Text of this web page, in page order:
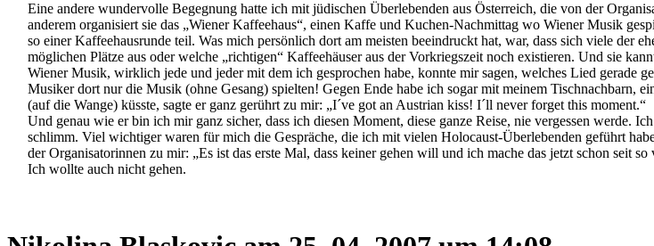
anderem organisiert sie das „Wiener Kaffeehaus“, einen Kaffe und Kuchen-Nachmittag wo Wiener Musik
so einer Kaffeehausrunde teil. Was mich persönlich dort am meisten beeindruckt hat, war, dass sich viele der
möglichen Plätze aus oder welche „richtigen“ Kaffeehäuser aus der Vorkriegszeit noch existieren. Und sie
Wiener Musik, wirklich jede und jeder mit dem ich gesprochen habe, konnte mir sagen, welches Lied gerade
Musiker dort nur die Musik (ohne Gesang) spielten! Gegen Ende habe ich sogar mit meinem Tischnachbarn,
(auf die Wange) küsste, sagte er ganz gerührt zu mir: „I´ve got an Austrian kiss! I´ll never forget this moment.“
Und genau wie er bin ich mir ganz sicher, dass ich diesen Moment, diese ganze Reise, nie vergessen werde.
schlimm. Viel wichtiger waren für mich die Gespräche, die ich mit vielen Holocaust-Überlebenden geführt
der Organisatorinnen zu mir: „Es ist das erste Mal, dass keiner gehen will und ich mache das jetzt schon seit so
Ich wollte auch nicht gehen.
Nikolina Blaskovic am 25. 04. 2007 um 14:08